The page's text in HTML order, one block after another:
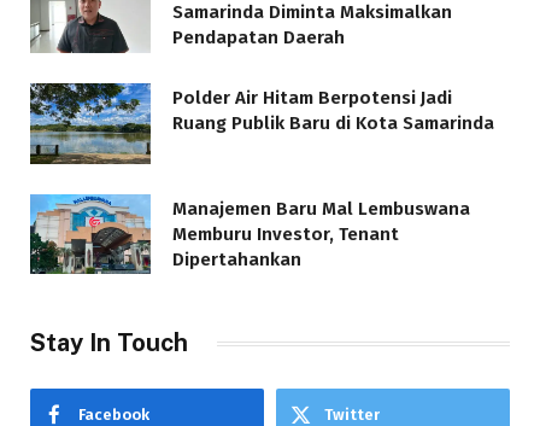
Samarinda Diminta Maksimalkan
Pendapatan Daerah
Polder Air Hitam Berpotensi Jadi
Ruang Publik Baru di Kota Samarinda
Manajemen Baru Mal Lembuswana
Memburu Investor, Tenant
Dipertahankan
Stay In Touch
Facebook Twitter